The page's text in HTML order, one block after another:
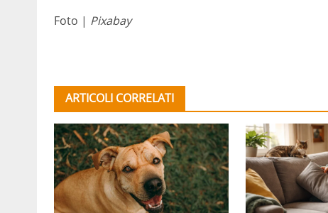
Foto | Pixabay
ARTICOLI CORRELATI